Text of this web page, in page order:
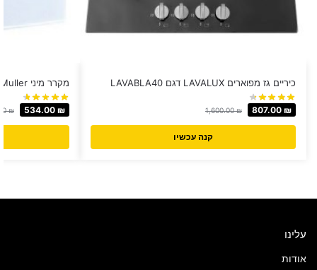
כיריים גז מפוארים LAVALUX דגם LAVABLA40
1,600.00₪ 807.00 ₪
קנה עכשיו
מקרר מיני Muller ‏50 ‏ליטר דגם ML50
₪ 534.00 ₪
עלינו
אודות